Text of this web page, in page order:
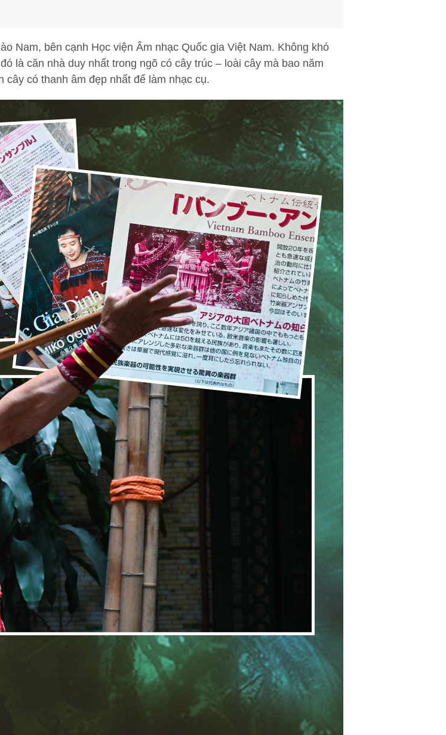
Nam, bên cạnh Học viện Âm nhạc Quốc gia Việt Nam. Không khó
là căn nhà duy nhất trong ngõ có cây trúc – loài cây mà bao năm
có thanh âm đẹp nhất để làm nhạc cụ.